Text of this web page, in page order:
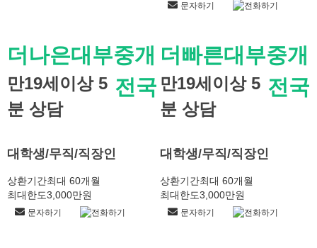
문자하기 전화하기
더나은대부중개
전국
만19세이상 5
분 상담
대학생/무직/직장인
상환기간최대 60개월
최대한도3,000만원
문자하기 전화하기
더빠른대부중개
전국
만19세이상 5
분 상담
대학생/무직/직장인
상환기간최대 60개월
최대한도3,000만원
문자하기 전화하기